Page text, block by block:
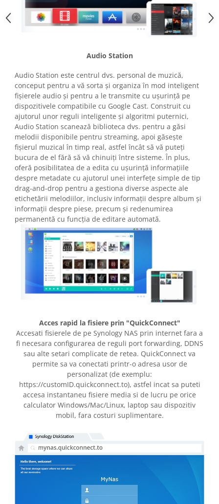
Audio Station
Audio Station este centrul dvs. personal de muzică,
conceput pentru a vă sorta și organiza în mod inteligent
fișierele audio și pentru a le transmite cu ușurință pe
dispozitivele compatibile cu Google Cast. Construit cu
ajutorul unor reguli inteligente și algoritmi puternici,
Audio Station scanează biblioteca dvs. pentru a găsi
melodii disponibile pentru streaming, apoi găsește
fișierul muzical în timp real, astfel încât să vă puteți
bucura de el fără să vă chinuiți între sisteme. În plus,
oferă posibilitatea de a edita cu ușurință informațiile
despre metadate cu ajutorul unei interfețe simple de tip
drag-and-drop pentru a gestiona diverse aspecte ale
etichetării melodiilor, inclusiv informații despre album și
informații despre piese, precum și redenumirea
permanentă cu funcția de editare automată.
Acces rapid la fisiere prin "QuickConnect"
Accesati fisierele de pe Synology NAS prin internet fara a
fi necesara configurarea de reguli port forwarding, DDNS
sau alte setari complicate de retea. QuickConnect va
permite sa va conectati printr-o adresa usor de
personalizat (de exemplu:
https://customID.quickconnect.to), astfel incat sa puteti
accesa instantaneu fisiere media si de lucru pe orice
calculator Windows/Mac/Linux, laptop sau dispozitiv
mobil, fara costuri suplimentare.